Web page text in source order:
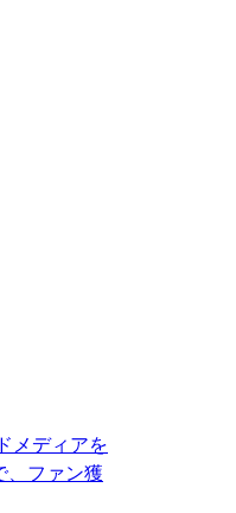
メディアを
、ファン獲